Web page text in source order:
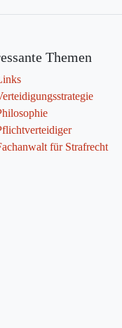
Themen
für Strafrecht